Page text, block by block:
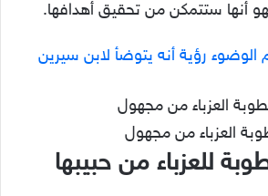
أنها ستتمكن من تحقيق أهدافها.
الوضوء رؤية أنه يتوضأ لابن سيرين
العزباء من مجهول
للعزباء من حبيبها